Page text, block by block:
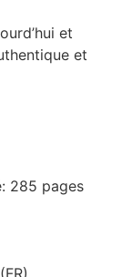
et
et
285 pages